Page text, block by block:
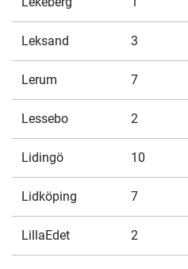
Leksand 3
Lerum 7
Lessebo 2
Lidingö 10
Lidköping 7
LillaEdet 2